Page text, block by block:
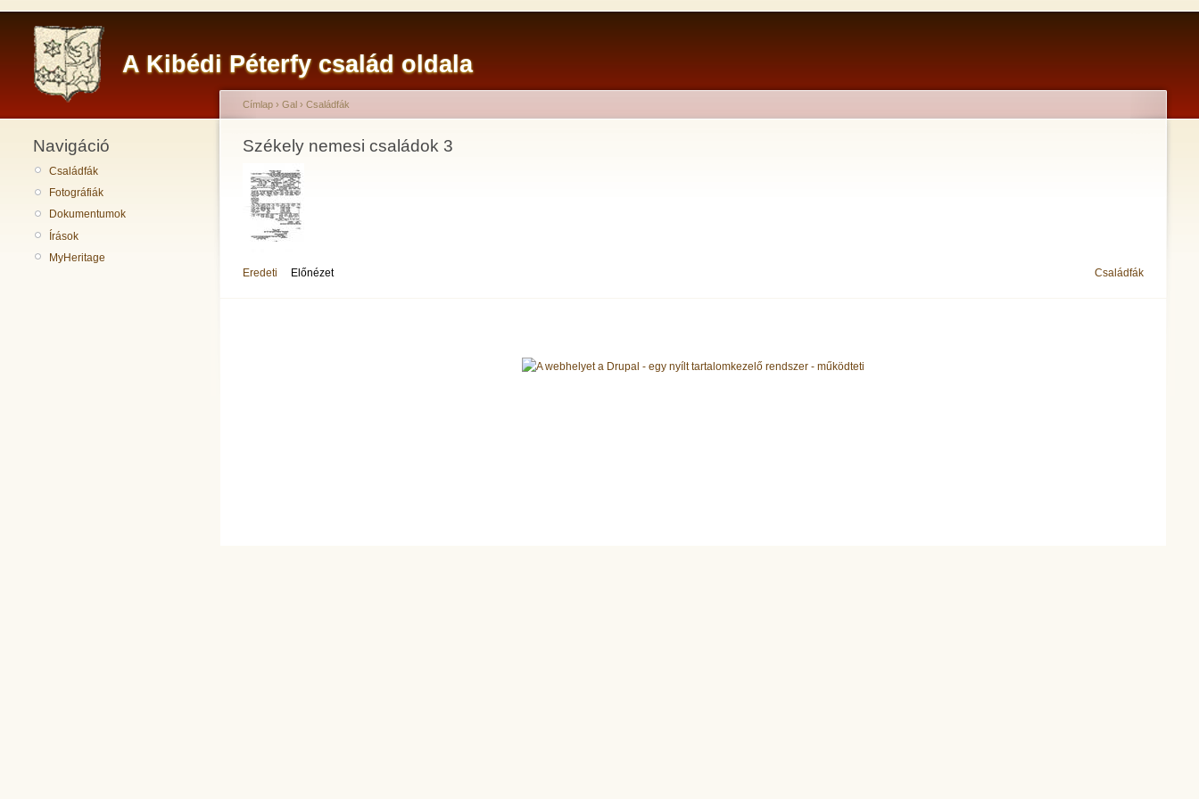
A Kibédi Péterfy család oldala
Navigáció
Családfák
Fotográfiák
Dokumentumok
Írások
MyHeritage
Címlap › Gal › Családfák
Székely nemesi családok 3
Családfák
Eredeti Előnézet